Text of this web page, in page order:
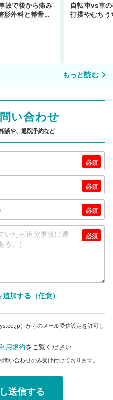
故で後から痛み
形外科と整骨院
自転車vs車
打撲やむちう
もっと読む
い合わせ
談や、通院予約など
加する（任意）
）からのメール受信設定を許可し
用規約をご覧ください
い合わせのみ受け付けております。